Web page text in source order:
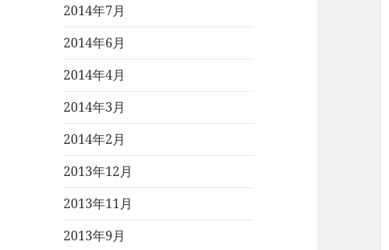
2014年7月
2014年6月
2014年4月
2014年3月
2014年2月
2013年12月
2013年11月
2013年9月